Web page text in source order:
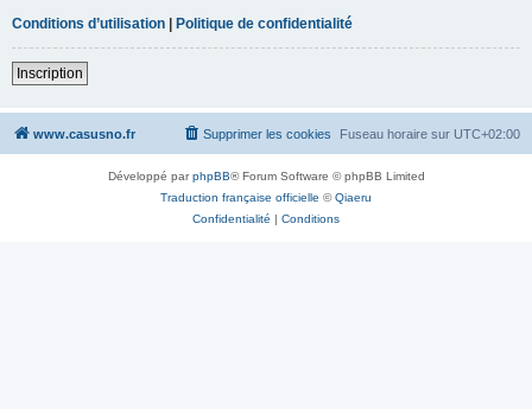
Conditions d’utilisation | Politique de confidentialité
Inscription
www.casusno.fr Fuseau horaire sur UTC+02:00
Supprimer les cookies
Développé parphpBB® Forum Software © phpBB Limited
Traduction française officielle ©Qiaeru
Confidentialité | Conditions